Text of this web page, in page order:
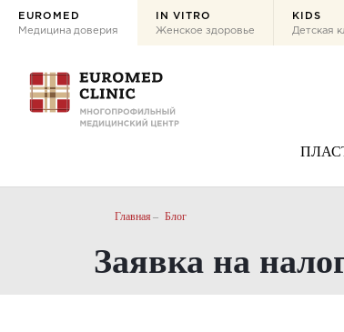
EUROMED
Медицина доверия
IN VITRO
Женское здоровье
KIDS
Детская
Главная Блог
Заявка на